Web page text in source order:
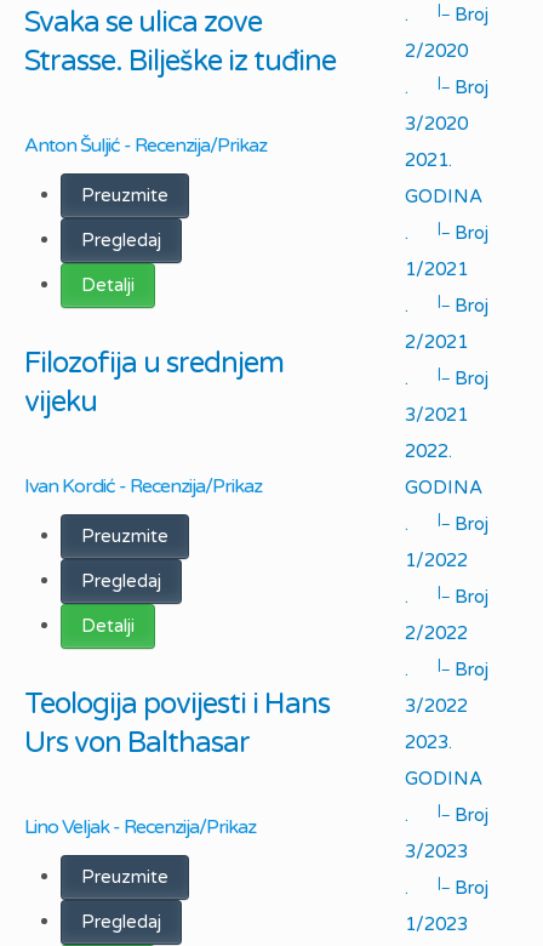
Svaka se ulica zove
Strasse. Bilješke iz tuđine
Anton Šuljić - Recenzija/Prikaz
Preuzmite
Pregledaj
Detalji
Filozofija u srednjem
vijeku
Ivan Kordić - Recenzija/Prikaz
Preuzmite
Pregledaj
Detalji
Teologija povijesti i Hans
Urs von Balthasar
Lino Veljak - Recenzija/Prikaz
Preuzmite
Pregledaj
.
|_ Broj
2/2020
.
|_ Broj
3/2020
2021.
GODINA
.
|_ Broj
1/2021
.
|_ Broj
2/2021
.
|_ Broj
3/2021
2022.
GODINA
.
|_ Broj
1/2022
.
|_ Broj
2/2022
.
|_ Broj
3/2022
2023.
GODINA
.
|_ Broj
3/2023
.
|_ Broj
1/2023